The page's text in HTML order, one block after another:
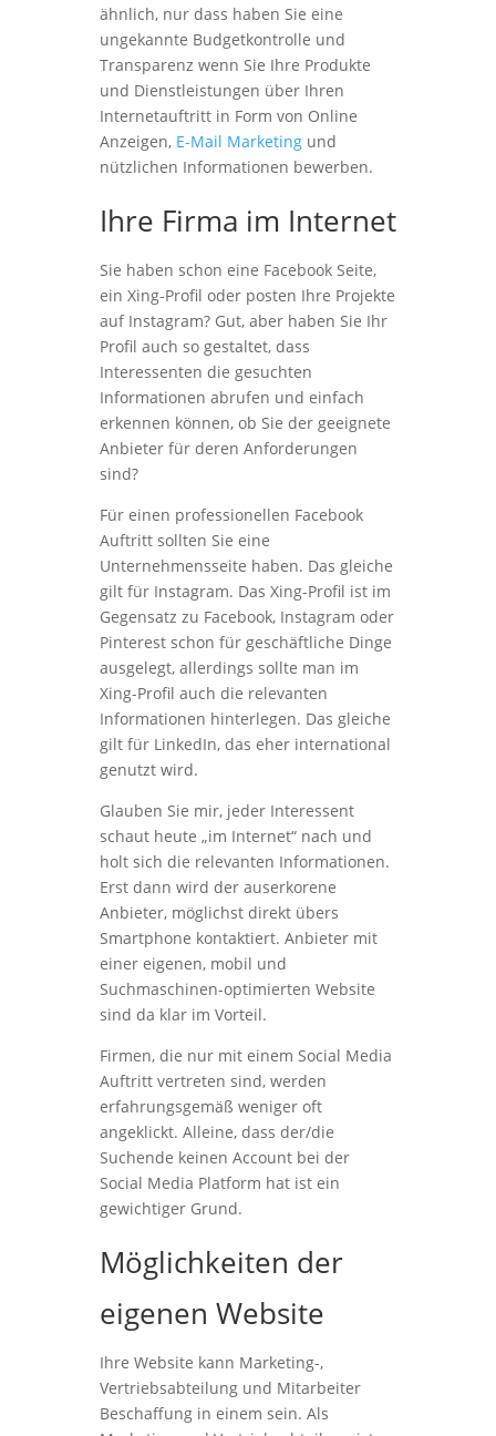
ähnlich, nur dass haben Sie eine
ungekannte Budgetkontrolle und
Transparenz wenn Sie Ihre Produkte
und Dienstleistungen über Ihren
Internetauftritt in Form von Online
Anzeigen, E-Mail Marketingund
nützlichen Informationen bewerben.
Ihre Firma im Internet
Sie haben schon eine Facebook Seite,
ein Xing-Profil oder posten Ihre Projekte
auf Instagram? Gut, aber haben Sie Ihr
Profil auch so gestaltet, dass
Interessenten die gesuchten
Informationen abrufen und einfach
erkennen können, ob Sie der geeignete
Anbieter für deren Anforderungen
sind?
Für einen professionellen Facebook
Auftritt sollten Sie eine
Unternehmensseite haben. Das gleiche
gilt für Instagram. Das Xing-Profil ist im
Gegensatz zu Facebook, Instagram oder
Pinterest schon für geschäftliche Dinge
ausgelegt, allerdings sollte man im
Xing-Profil auch die relevanten
Informationen hinterlegen. Das gleiche
gilt für LinkedIn, das eher international
genutzt wird.
Glauben Sie mir, jeder Interessent
schaut heute „im Internet“ nach und
holt sich die relevanten Informationen.
Erst dann wird der auserkorene
Anbieter, möglichst direkt übers
Smartphone kontaktiert. Anbieter mit
einer eigenen, mobil und
Suchmaschinen-optimierten Website
sind da klar im Vorteil.
Firmen, die nur mit einem Social Media
Auftritt vertreten sind, werden
erfahrungsgemäß weniger oft
angeklickt. Alleine, dass der/die
Suchende keinen Account bei der
Social Media Platform hat ist ein
gewichtiger Grund.
Möglichkeiten der
eigenen Website
Ihre Website kann Marketing-,
Vertriebsabteilung und Mitarbeiter
Beschaffung in einem sein. Als